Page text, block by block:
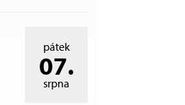
pátek
07.
srpna